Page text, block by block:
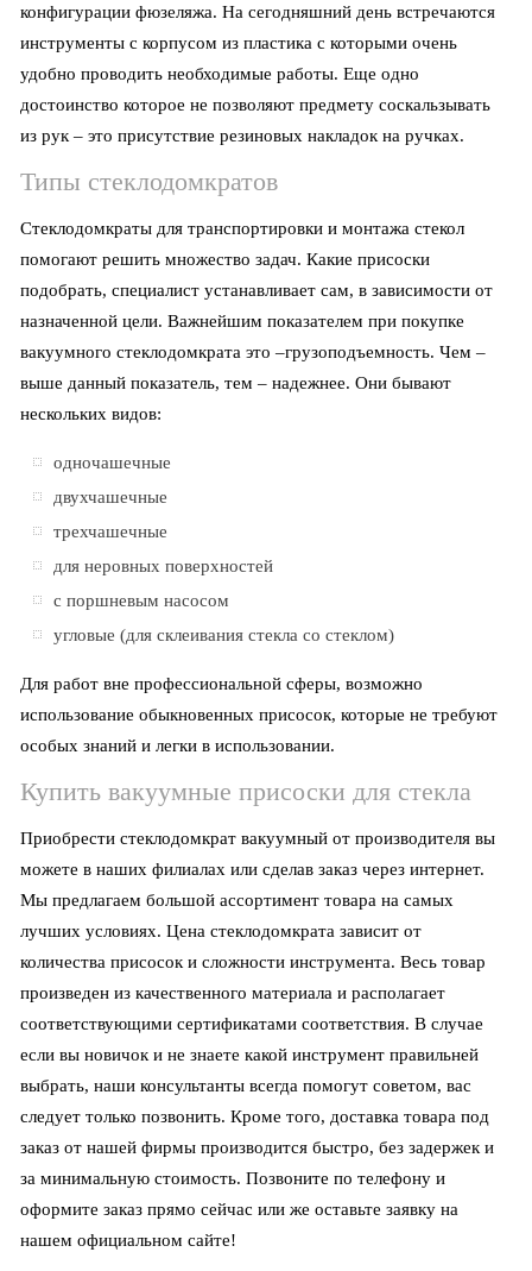
конфигурации фюзеляжа. На сегодняшний день встречаются
инструменты с корпусом из пластика с которыми очень
удобно проводить необходимые работы. Еще одно
достоинство которое не позволяют предмету соскальзывать
из рук – это присутствие резиновых накладок на ручках.
Типы стеклодомкратов
Стеклодомкраты для транспортировки и монтажа стекол
помогают решить множество задач. Какие присоски
подобрать, специалист устанавливает сам, в зависимости от
назначенной цели. Важнейшим показателем при покупке
вакуумного стеклодомкрата это –грузоподъемность. Чем –
выше данный показатель, тем – надежнее. Они бывают
нескольких видов:
одночашечные
двухчашечные
трехчашечные
для неровных поверхностей
с поршневым насосом
угловые (для склеивания стекла со стеклом)
Для работ вне профессиональной сферы, возможно
использование обыкновенных присосок, которые не требуют
особых знаний и легки в использовании.
Купить вакуумные присоски для стекла
Приобрести стеклодомкрат вакуумный от производителя вы
можете в наших филиалах или сделав заказ через интернет.
Мы предлагаем большой ассортимент товара на самых
лучших условиях. Цена стеклодомкрата зависит от
количества присосок и сложности инструмента. Весь товар
произведен из качественного материала и располагает
соответствующими сертификатами соответствия. В случае
если вы новичок и не знаете какой инструмент правильней
выбрать, наши консультанты всегда помогут советом, вас
следует только позвонить. Кроме того, доставка товара под
заказ от нашей фирмы производится быстро, без задержек и
за минимальную стоимость. Позвоните по телефону и
оформите заказ прямо сейчас или же оставьте заявку на
нашем официальном сайте!